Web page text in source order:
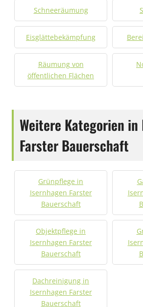
Schneeräumung
Eisglättebekämpfung
Räumung von
öffentlichen Flächen
Weitere Kategorien in
Farster Bauerschaft
Grünpflege in
Isernhagen Farster
Bauerschaft
Objektpflege in
Isernhagen Farster
Bauerschaft
Dachreinigung in
Isernhagen Farster
Bauerschaft